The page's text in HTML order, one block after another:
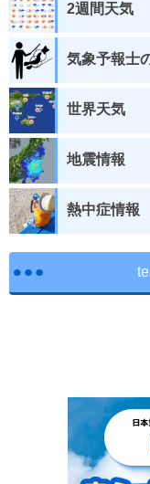
2週間天気
気象予報士
世界天気
地震情報
熱中症情報